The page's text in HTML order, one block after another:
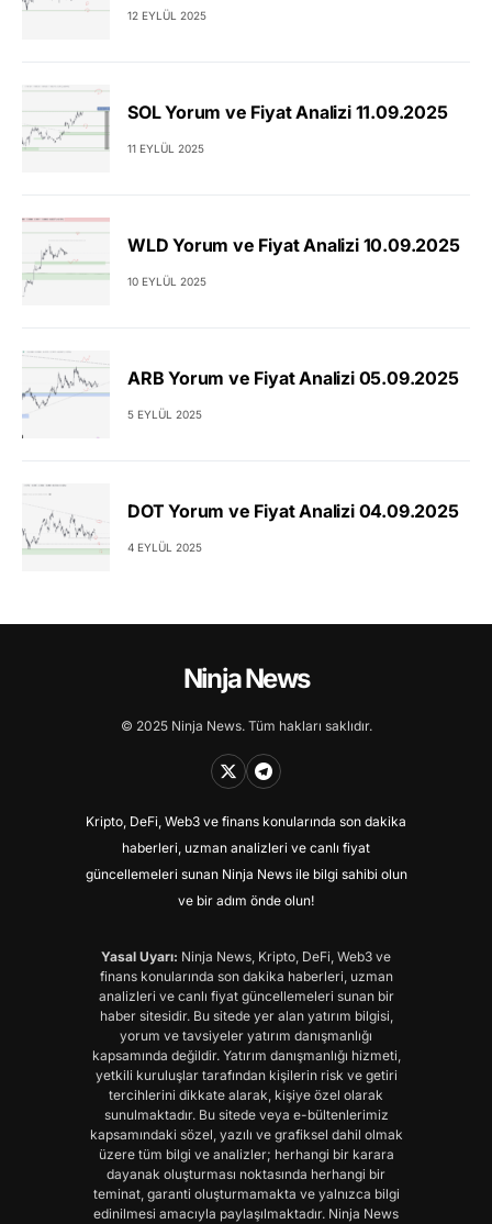
12 EYLÜL 2025
SOL Yorum ve Fiyat Analizi 11.09.2025
11 EYLÜL 2025
WLD Yorum ve Fiyat Analizi 10.09.2025
10 EYLÜL 2025
ARB Yorum ve Fiyat Analizi 05.09.2025
5 EYLÜL 2025
DOT Yorum ve Fiyat Analizi 04.09.2025
4 EYLÜL 2025
Ninja News
© 2025 Ninja News. Tüm hakları saklıdır.
Kripto, DeFi, Web3 ve finans konularında son dakika
haberleri, uzman analizleri ve canlı fiyat
güncellemeleri sunan Ninja News ile bilgi sahibi olun
ve bir adım önde olun!
Yasal Uyarı: Ninja News, Kripto, DeFi, Web3 ve
finans konularında son dakika haberleri, uzman
analizleri ve canlı fiyat güncellemeleri sunan bir
haber sitesidir. Bu sitede yer alan yatırım bilgisi,
yorum ve tavsiyeler yatırım danışmanlığı
kapsamında değildir. Yatırım danışmanlığı hizmeti,
yetkili kuruluşlar tarafından kişilerin risk ve getiri
tercihlerini dikkate alarak, kişiye özel olarak
sunulmaktadır. Bu sitede veya e-bültenlerimiz
kapsamındaki sözel, yazılı ve grafiksel dahil olmak
üzere tüm bilgi ve analizler; herhangi bir karara
dayanak oluşturması noktasında herhangi bir
teminat, garanti oluşturmamakta ve yalnızca bilgi
edinilmesi amacıyla paylaşılmaktadır. Ninja News